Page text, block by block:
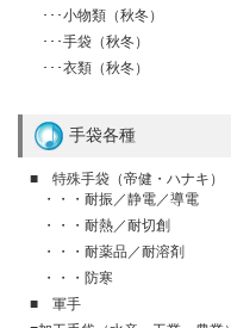
･･･小物類（秋冬）
･･･手袋（秋冬）
･･･衣類（秋冬）
手袋各種
■ 特殊手袋（帝健・ハナキ）
・・・耐振／静電／導電
・・・耐熱／耐切創
・・・耐薬品／耐溶剤
・・・防寒
■ 軍手